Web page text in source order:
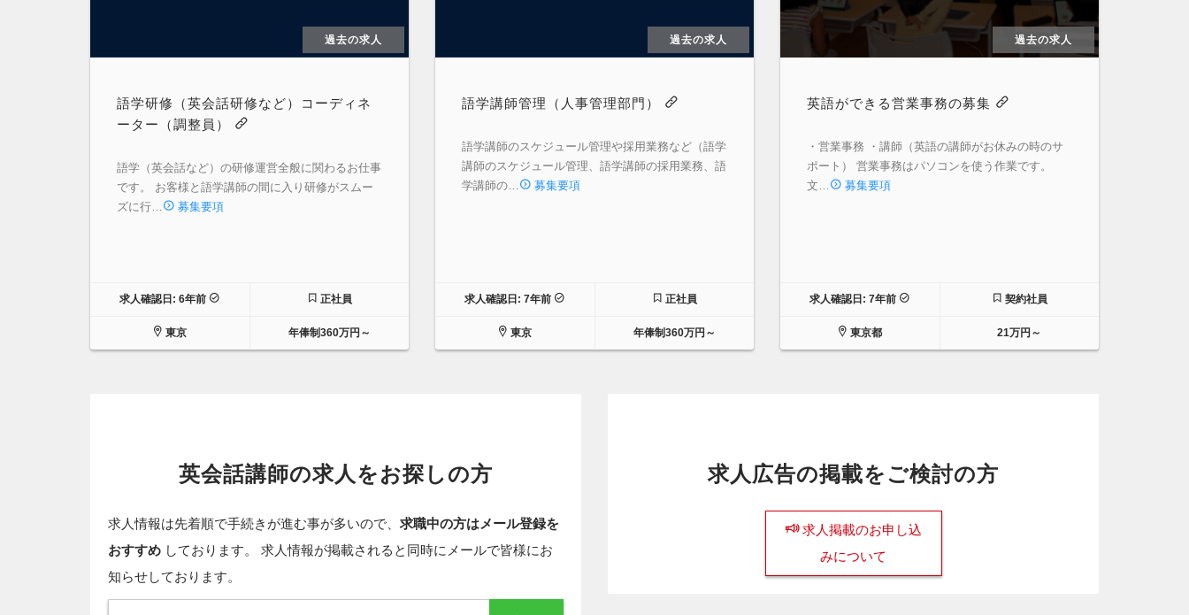
過去の求人
語学研修（英会話研修など）コーディネ
ーター（調整員）
語学（英会話など）の研修運営全般に関わるお仕事
です。 お客様と語学講師の間に入り研修がスムー
ズに行…
募集要項
求人確認日: 6年前 正社員
東京 年俸制360万円～
過去の求人
語学講師管理（人事管理部門）
語学講師のスケジュール管理や採用業務など（語学
講師のスケジュール管理、語学講師の採用業務、語
学講師の…
募集要項
求人確認日: 7年前 正社員
東京 年俸制360万円～
過去の求人
英語ができる営業事務の募集
・営業事務 ・講師（英語の講師がお休みの時のサ
ポート） 営業事務はパソコンを使う作業です。
文…
募集要項
求人確認日: 7年前 契約社員
東京都 21万円～
英会話講師の求人をお探しの方
求人情報は先着順で手続きが進む事が多いので、 求職中の方はメール登録を
おすすめ しております。 求人情報が掲載されると同時にメールで皆様にお
知らせしております。
求人広告の掲載をご検討の方
求人掲載のお申し込
みについて